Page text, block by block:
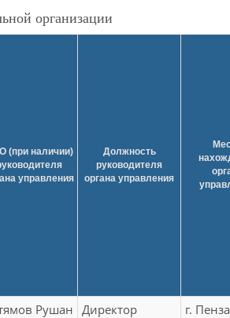
организации
(при наличии)
управления
Должность
руководителя
органа управления
Рушан Директор
г.